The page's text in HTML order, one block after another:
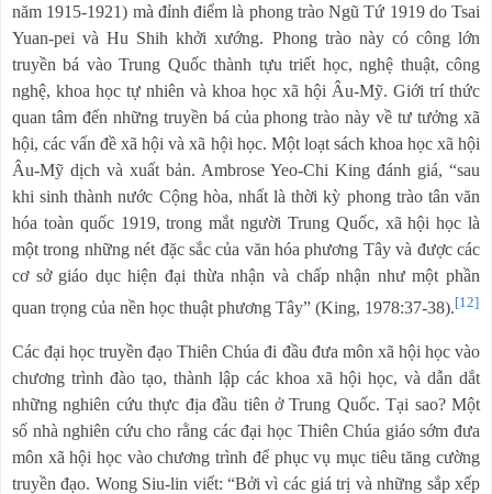
năm 1915-1921) mà đỉnh điểm là phong trào Ngũ Tứ 1919 do Tsai
Yuan-pei và Hu Shih khởi xướng. Phong trào này có công lớn
truyền bá vào Trung Quốc thành tựu triết học, nghệ thuật, công
nghệ, khoa học tự nhiên và khoa học xã hội Âu-Mỹ. Giới trí thức
quan tâm đến những truyền bá của phong trào này về tư tưởng xã
hội, các vấn đề xã hội và xã hội học. Một loạt sách khoa học xã hội
Âu-Mỹ dịch và xuất bản. Ambrose Yeo-Chi King đánh giá, “sau
khi sinh thành nước Cộng hòa, nhất là thời kỳ phong trào tân văn
hóa toàn quốc 1919, trong mắt người Trung Quốc, xã hội học là
một trong những nét đặc sắc của văn hóa phương Tây và được các
cơ sở giáo dục hiện đại thừa nhận và chấp nhận như một phần
quan trọng của nền học thuật phương Tây” (King, 1978:37-38).[12]
Các đại học truyền đạo Thiên Chúa đi đầu đưa môn xã hội học vào
chương trình đào tạo, thành lập các khoa xã hội học, và dẫn dắt
những nghiên cứu thực địa đầu tiên ở Trung Quốc. Tại sao? Một
số nhà nghiên cứu cho rằng các đại học Thiên Chúa giáo sớm đưa
môn xã hội học vào chương trình để phục vụ mục tiêu tăng cường
truyền đạo. Wong Siu-lin viết: “Bởi vì các giá trị và những sắp xếp